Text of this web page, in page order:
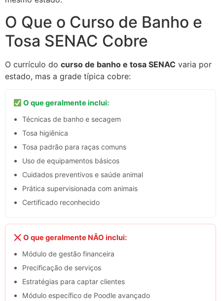
O Que o Curso de Banho e
Tosa SENAC Cobre
O currículo do curso de banho e tosa SENAC varia por
estado, mas a grade típica cobre:
O que geralmente inclui:
Técnicas de banho e secagem
Tosa higiênica
Tosa padrão para raças comuns
Uso de equipamentos básicos
Cuidados preventivos e saúde animal
Prática supervisionada com animais
Certificado reconhecido
O que geralmente NÃO inclui:
Módulo de gestão financeira
Precificação de serviços
Estratégias para captar clientes
Módulo específico de Poodle avançado